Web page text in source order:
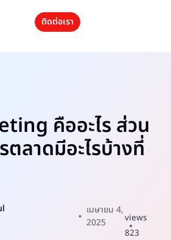
ติดต่อเรา
คืออะไร ส่วน
ลาดมีอะไรบ้างที่
เมษายน 4,
2025
views
823